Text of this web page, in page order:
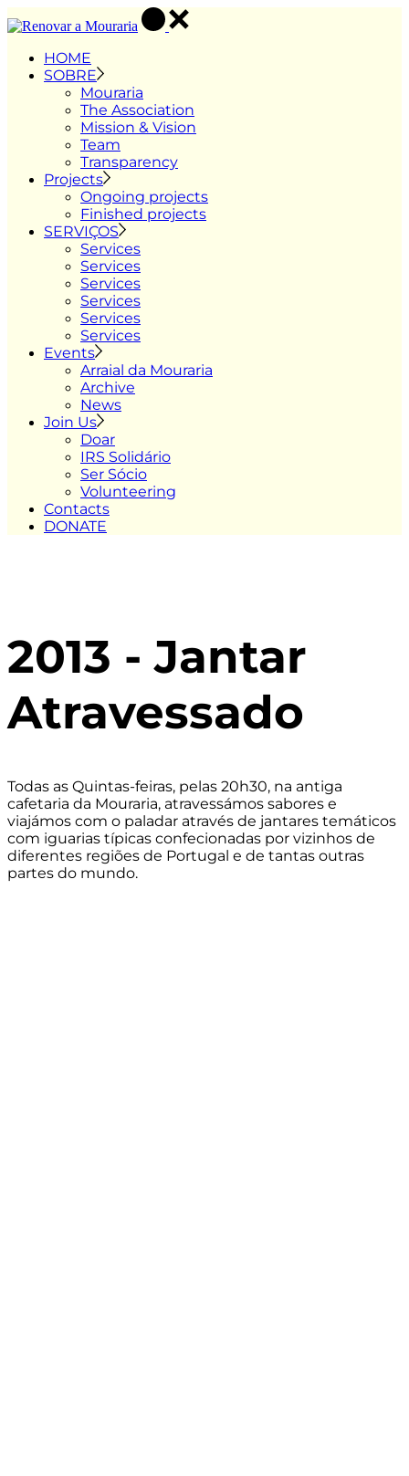
to
contentHOME
SOBRE
Mouraria
The Association
Mission & Vision
Team
Transparency
Projects
Ongoing projects
Finished projects
SERVIÇOS
Services
Services
Services
Services
Services
Services
Events
Arraial da Mouraria
Archive
News
Join Us
Doar
IRS Solidário
Ser Sócio
Volunteering
Contacts
DONATE
2013 - Jantar
Atravessado
Todas as Quintas-feiras, pelas 20h30, na antiga
cafetaria da Mouraria, atravessámos sabores e
viajámos com o paladar através de jantares temáticos
com iguarias típicas confecionadas por vizinhos de
diferentes regiões de Portugal e de tantas outras
partes do mundo.